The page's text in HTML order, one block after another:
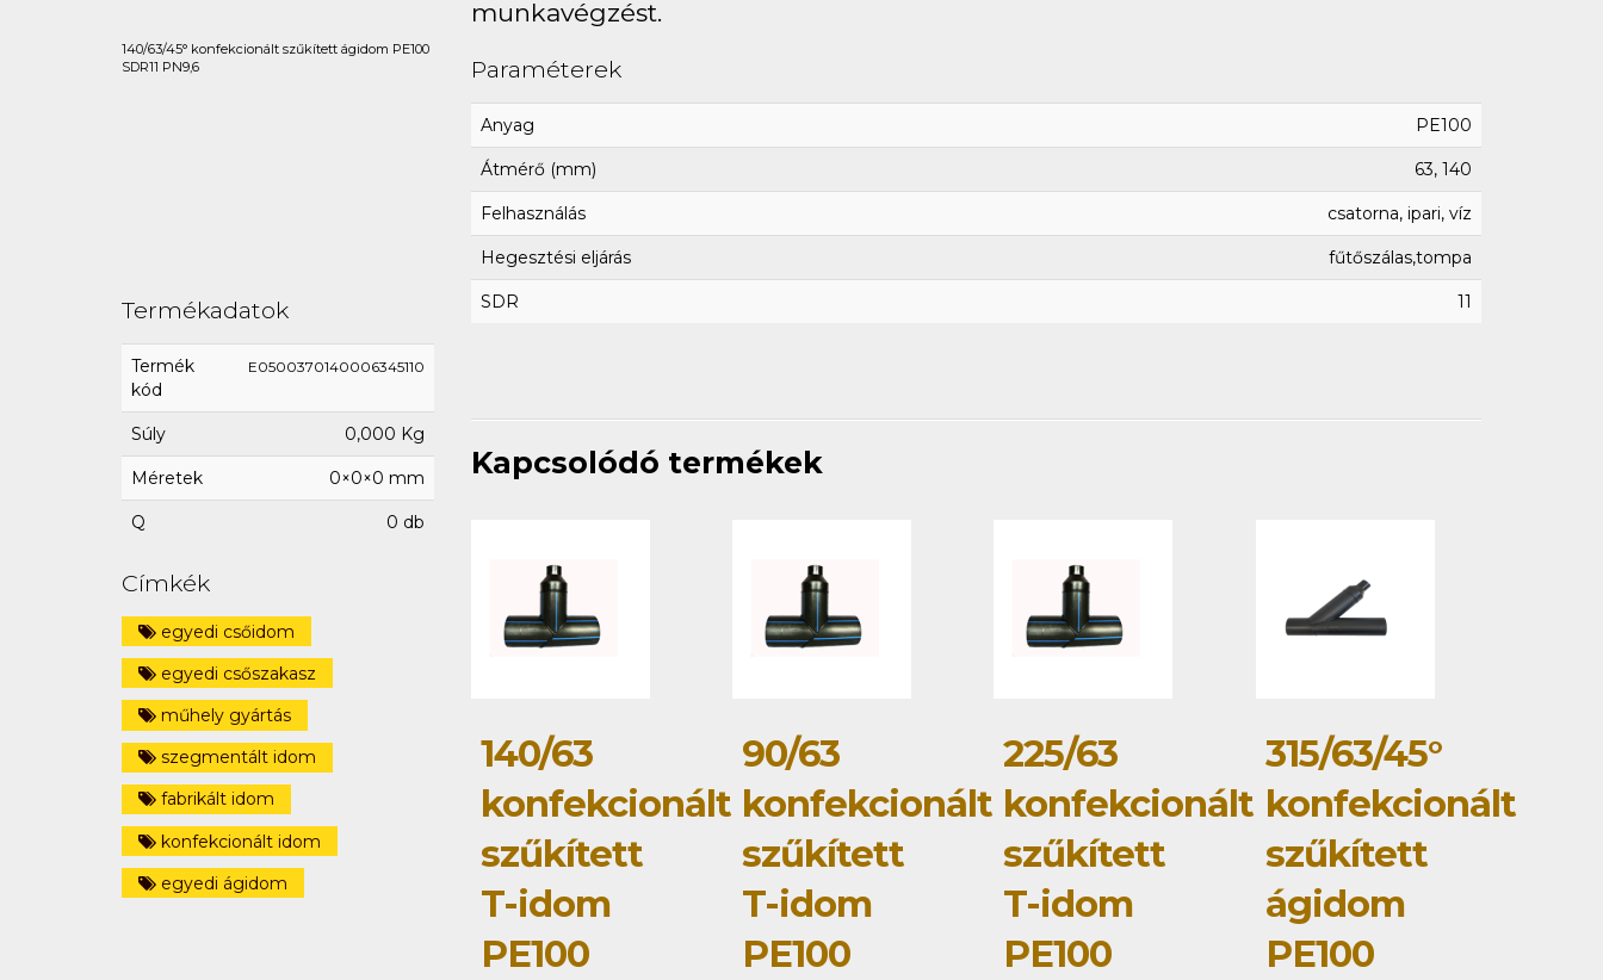
140/63/45° konfekcionált szűkített ágidom PE100
SDR11 PN9,6
munkavégzést.
Paraméterek
Anyag PE100
Átmérő (mm) 63, 140
Felhasználás csatorna, ipari, víz
Hegesztési eljárás fűtőszálas,tompa
SDR 11
Termékadatok
Termék
kód
E0500370140006345110
Súly 0,000 Kg
Méretek 0×0×0 mm
Q 0 db
Címkék
egyedi csőidom
egyedi csőszakasz
műhely gyártás
szegmentált idom
fabrikált idom
konfekcionált idom
egyedi ágidom
Kapcsolódó termékek
140/63
konfekcionált
szűkített
T-idom
PE100
90/63
konfekcionált
szűkített
T-idom
PE100
225/63
konfekcionált
szűkített
T-idom
PE100
315/63/45°
konfekcionált
szűkített
ágidom
PE100